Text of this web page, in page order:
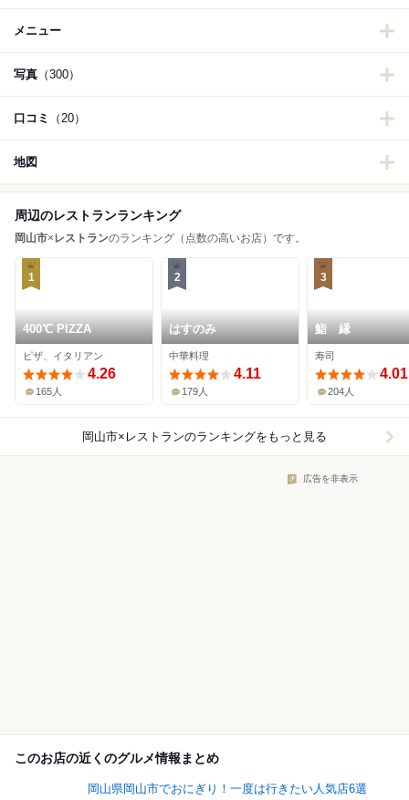
メニュー
写真 （300）
口コミ （20）
地図
周辺のレストランランキング
岡山市× レストランのランキング（点数の高いお店）です。
1
400℃ PIZZA
ピザ、イタリアン
4.26
165人
2
はすのみ
中華料理
4.11
179人
3
鮨 縁
寿司
4.01
204人
岡山市×レストランのランキングをもっと見る
広告を非表示
このお店の近くのグルメ情報まとめ
岡山県岡山市でおにぎり！一度は行きたい人気店6選